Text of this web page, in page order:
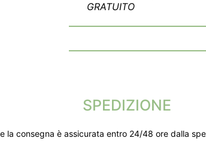
GRATUITO
SPEDIZIONE
la consegna è assicurata entro 24/48 ore dalla